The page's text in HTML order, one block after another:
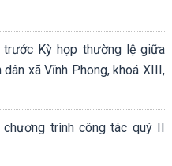
Kỳ họp thường lệ giữa
xã Vĩnh Phong, khoá XIII,
trình công tác quý II